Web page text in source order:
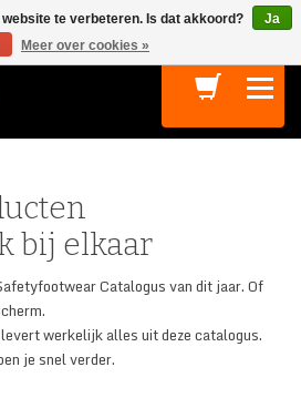
Terug
S1P
Athletic S1P
en Textiel
bij elkaar
Catalogus van dit jaar. Of
werkelijk alles uit deze catalogus.
je snel verder.
te verbeteren. Is dat akkoord?
Ja
Meer over cookies »